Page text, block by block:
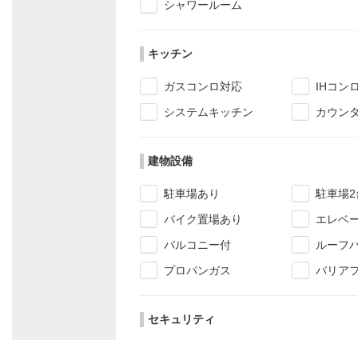
シャワールーム
キッチン
ガスコンロ対応
IHコン
システムキッチン
カウン
建物設備
駐車場あり
駐車場
バイク置場あり
エレベ
バルコニー付
ルーフ
プロパンガス
バリア
セキュリティ